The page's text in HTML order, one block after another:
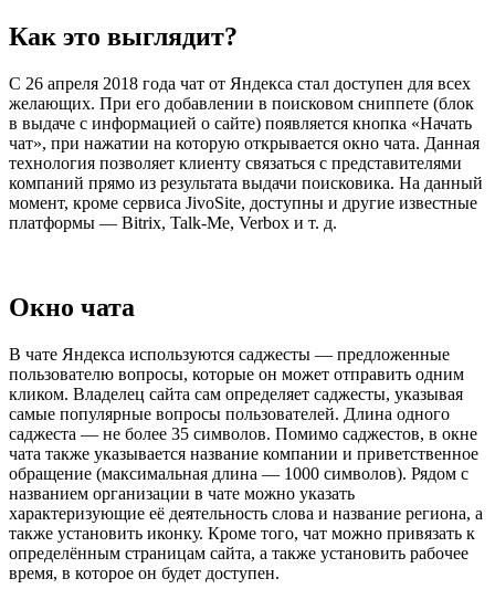
Как это выглядит?
С 26 апреля 2018 года чат от Яндекса стал доступен для всех
желающих. При его добавлении в поисковом сниппете (блок
в выдаче с информацией о сайте) появляется кнопка «Начать
чат», при нажатии на которую открывается окно чата. Данная
технология позволяет клиенту связаться с представителями
компаний прямо из результата выдачи поисковика. На данный
момент, кроме сервиса JivoSite, доступны и другие известные
платформы — Bitrix, Talk-Me, Verbox и т. д.
Окно чата
В чате Яндекса используются саджесты — предложенные
пользователю вопросы, которые он может отправить одним
кликом. Владелец сайта сам определяет саджесты, указывая
самые популярные вопросы пользователей. Длина одного
саджеста — не более 35 символов. Помимо саджестов, в окне
чата также указывается название компании и приветственное
обращение (максимальная длина — 1000 символов). Рядом с
названием организации в чате можно указать
характеризующие её деятельность слова и название региона, а
также установить иконку. Кроме того, чат можно привязать к
определённым страницам сайта, а также установить рабочее
время, в которое он будет доступен.